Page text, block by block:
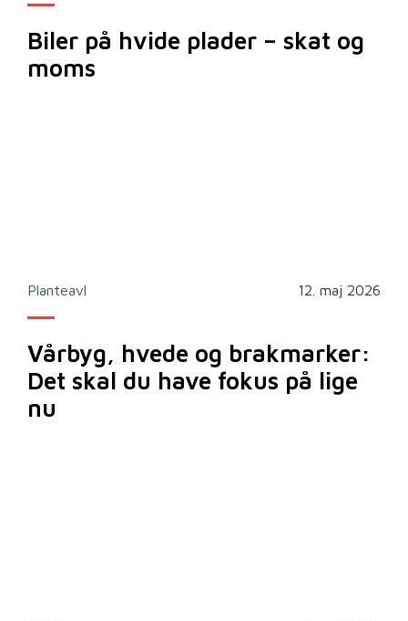
Biler på hvide plader – skat og
moms
Planteavl 12. maj 2026
Vårbyg, hvede og brakmarker:
Det skal du have fokus på lige
nu